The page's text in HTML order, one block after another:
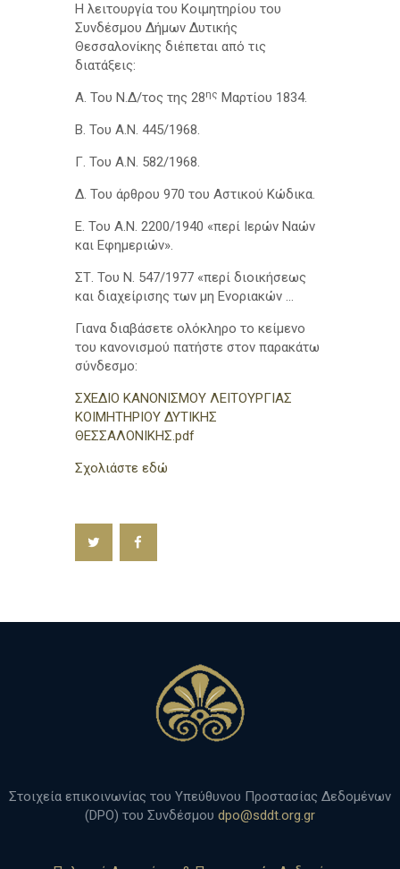
Η λειτουργία του Κοιμητηρίου του
Συνδέσμου Δήμων Δυτικής
Θεσσαλονίκης διέπεται από τις
διατάξεις:
Α. Του Ν.Δ/τος της 28ης Μαρτίου 1834.
Β. Του Α.Ν. 445/1968.
Γ. Του Α.Ν. 582/1968.
Δ. Του άρθρου 970 του Αστικού Κώδικα.
Ε. Του Α.Ν. 2200/1940 «περί Ιερών Ναών
και Εφημεριών».
ΣΤ. Του Ν. 547/1977 «περί διοικήσεως
και διαχείρισης των µη Ενοριακών …
Γιανα διαβάσετε ολόκληρο το κείμενο
του κανονισμού πατήστε στον παρακάτω
σύνδεσμο:
ΣΧΕΔΙΟ ΚΑΝΟΝΙΣΜΟΥ ΛΕΙΤΟΥΡΓΙΑΣ
ΚΟΙΜΗΤΗΡΙΟΥ ΔΥΤΙΚΗΣ
ΘΕΣΣΑΛΟΝΙΚΗΣ.pdf
Σχολιάστε εδώ
Στοιχεία επικοινωνίας του Υπεύθυνου Προστασίας Δεδομένων
(DPO) του Συνδέσμου dpo@sddt.org.gr